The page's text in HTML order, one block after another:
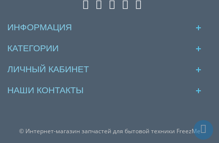
ИНФОРМАЦИЯ
КАТЕГОРИИ
ЛИЧНЫЙ КАБИНЕТ
НАШИ КОНТАКТЫ
© Интернет-магазин запчастей для бытовой техники FreezMe